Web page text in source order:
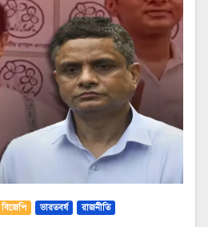
বিজেপি ভারতবর্ষ রাজনীতি